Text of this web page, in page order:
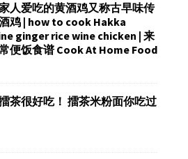
人爱吃的黄酒鸡又称古早味传
鸡 | how to cook Hakka
ginger rice wine chicken | 来
便饭食谱 Cook At Home Food
茶很好吃！ 擂茶米粉面你吃过